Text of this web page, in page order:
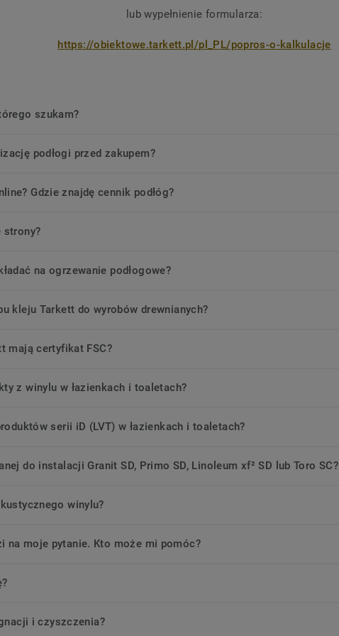
lub wypełnienie formularza:
https://obiektowe.tarkett.pl/pl_PL/popros-o-kalkulacje
szukam?
podłogi przed zakupem?
Gdzie znajdę cennik podłóg?
strony?
na ogrzewanie podłogowe?
kleju Tarkett do wyrobów drewnianych?
mają certyfikat FSC?
z winylu w łazienkach i toaletach?
serii iD (LVT) w łazienkach i toaletach?
do instalacji Granit SD, Primo SD, Linoleum xf² SD lub Toro SC?
winylu?
na moje pytanie. Kto może mi pomóc?
i czyszczenia?